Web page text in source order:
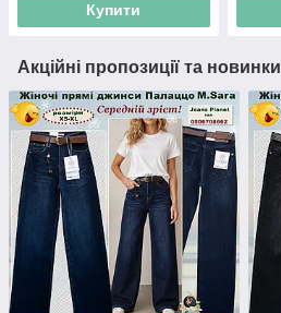
Купити
Акційні пропозиції та новинки